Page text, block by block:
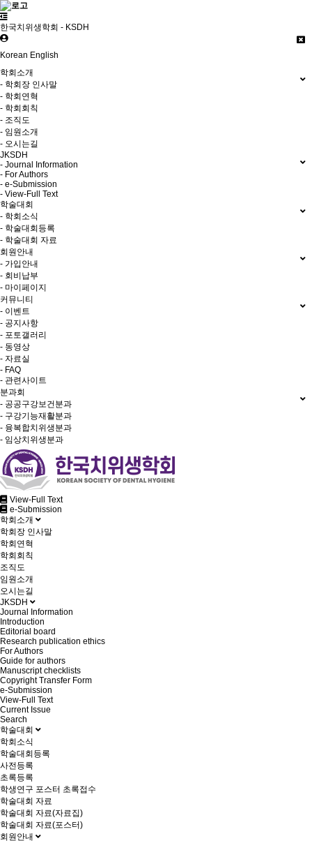
한국치위생학회 - KSDH
Korean English
학회소개
- 학회장 인사말
- 학회연혁
- 학회회칙
- 조직도
- 임원소개
- 오시는길
JKSDH
- Journal Information
- For Authors
- e-Submission
- View-Full Text
학술대회
- 학회소식
- 학술대회등록
- 학술대회 자료
회원안내
- 가입안내
- 회비납부
- 마이페이지
커뮤니티
- 이벤트
- 공지사항
- 포토갤러리
- 동영상
- 자료실
- FAQ
- 관련사이트
분과회
- 공공구강보건분과
- 구강기능재활분과
- 융복합치위생분과
- 임상치위생분과
View-Full Text
e-Submission
학회소개
학회장 인사말
학회연혁
학회회칙
조직도
임원소개
오시는길
JKSDH
Journal Information
Introduction
Editorial board
Research publication ethics
For Authors
Guide for authors
Manuscript checklists
Copyright Transfer Form
e-Submission
View-Full Text
Current Issue
Search
학술대회
학회소식
학술대회등록
사전등록
초록등록
학생연구 포스터 초록접수
학술대회 자료
학술대회 자료(자료집)
학술대회 자료(포스터)
회원안내